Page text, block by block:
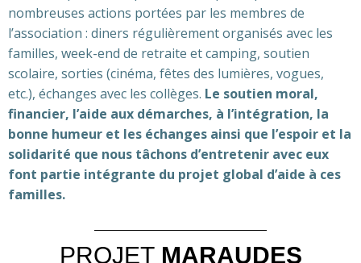
nombreuses actions portées par les membres de
l’association : diners régulièrement organisés avec les
familles, week-end de retraite et camping, soutien
scolaire, sorties (cinéma, fêtes des lumières, vogues,
etc.), échanges avec les collèges. Le soutien moral,
financier, l’aide aux démarches, à l’intégration, la
bonne humeur et les échanges ainsi que l’espoir et la
solidarité que nous tâchons d’entretenir avec eux
font partie intégrante du projet global d’aide à ces
familles.
PROJETMARAUDES